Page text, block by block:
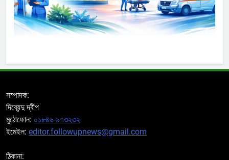
সম্পাদক:
দিব্যেন্দু দ্বীপ
মুঠোফোন: ০১৮৪৬-৯৭৩২৩২
ইমেইল: editor.followupnews@gmail.com
ঠিকানা: